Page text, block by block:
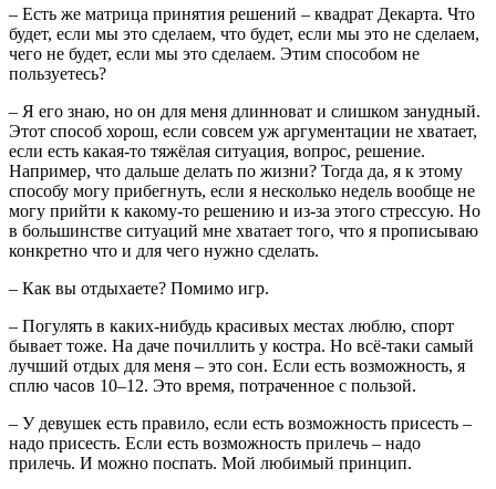
– Есть же матрица принятия решений – квадрат Декарта. Что
будет, если мы это сделаем, что будет, если мы это не сделаем,
чего не будет, если мы это сделаем. Этим способом не
пользуетесь?
– Я его знаю, но он для меня длинноват и слишком занудный.
Этот способ хорош, если совсем уж аргументации не хватает,
если есть какая-то тяжёлая ситуация, вопрос, решение.
Например, что дальше делать по жизни? Тогда да, я к этому
способу могу прибегнуть, если я несколько недель вообще не
могу прийти к какому-то решению и из-за этого стрессую. Но
в большинстве ситуаций мне хватает того, что я прописываю
конкретно что и для чего нужно сделать.
– Как вы отдыхаете? Помимо игр.
– Погулять в каких-нибудь красивых местах люблю, спорт
бывает тоже. На даче почиллить у костра. Но всё-таки самый
лучший отдых для меня – это сон. Если есть возможность, я
сплю часов 10–12. Это время, потраченное с пользой.
– У девушек есть правило, если есть возможность присесть –
надо присесть. Если есть возможность прилечь – надо
прилечь. И можно поспать. Мой любимый принцип.